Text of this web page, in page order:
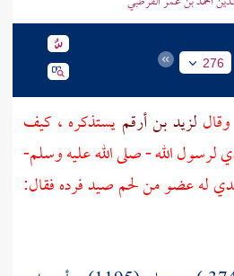
276
وقال لزيد بن أرقم يستذكره ، كيف
الله - صلى الله عليه وسلم-
له عضو من لحم صيد فرده فقال: